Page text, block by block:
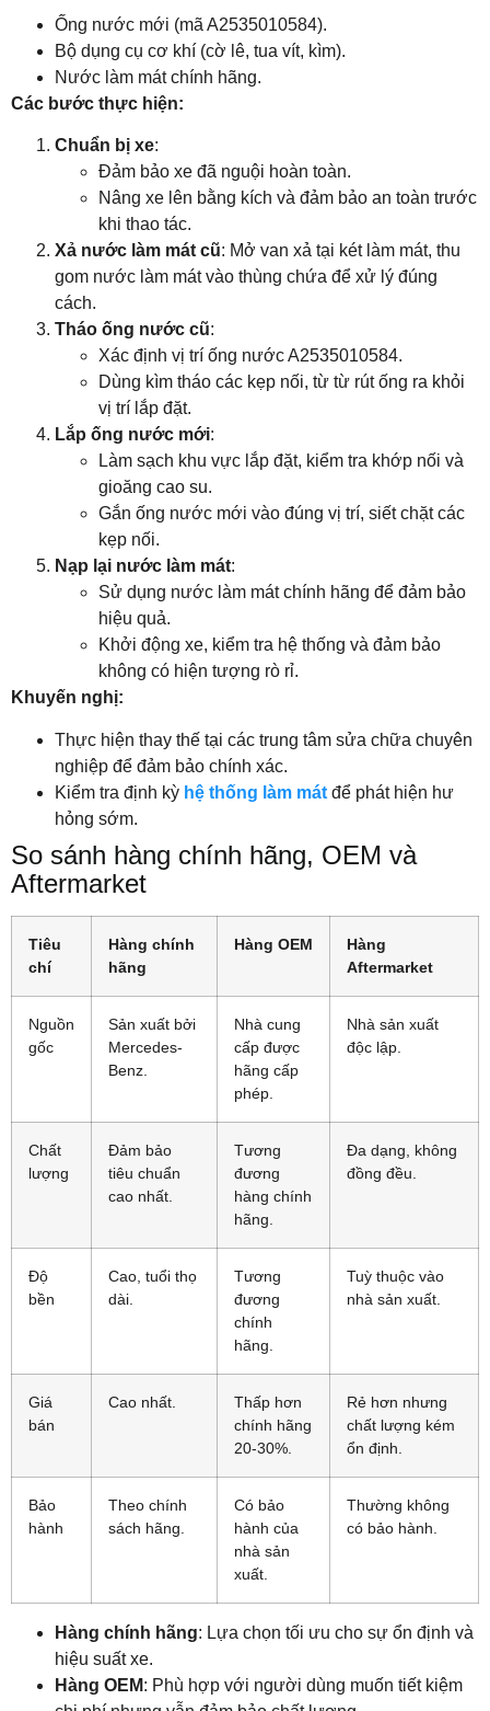
Ống nước mới (mã A2535010584).
Bộ dụng cụ cơ khí (cờ lê, tua vít, kìm).
Nước làm mát chính hãng.
Các bước thực hiện:
Chuẩn bị xe:
Đảm bảo xe đã nguội hoàn toàn.
Nâng xe lên bằng kích và đảm bảo an toàn trước
khi thao tác.
Xả nước làm mát cũ: Mở van xả tại két làm mát, thu
gom nước làm mát vào thùng chứa để xử lý đúng
cách.
Tháo ống nước cũ:
Xác định vị trí ống nước A2535010584.
Dùng kìm tháo các kẹp nối, từ từ rút ống ra khỏi
vị trí lắp đặt.
Lắp ống nước mới:
Làm sạch khu vực lắp đặt, kiểm tra khớp nối và
gioăng cao su.
Gắn ống nước mới vào đúng vị trí, siết chặt các
kẹp nối.
Nạp lại nước làm mát:
Sử dụng nước làm mát chính hãng để đảm bảo
hiệu quả.
Khởi động xe, kiểm tra hệ thống và đảm bảo
không có hiện tượng rò rỉ.
Khuyến nghị:
Thực hiện thay thế tại các trung tâm sửa chữa chuyên
nghiệp để đảm bảo chính xác.
Kiểm tra định kỳ hệ thống làm mát để phát hiện hư
hỏng sớm.
So sánh hàng chính hãng, OEM và
Aftermarket
Tiêu
chí
Hàng chính
hãng
Hàng OEM
Hàng
Aftermarket
Nguồn
gốc
Sản xuất bởi
Mercedes-
Benz.
Nhà cung
cấp được
hãng cấp
phép.
Nhà sản xuất
độc lập.
Chất
lượng
Đảm bảo
tiêu chuẩn
cao nhất.
Tương
đương
hàng chính
hãng.
Đa dạng, không
đồng đều.
Độ
bền
Cao, tuổi thọ
dài.
Tương
đương
chính
hãng.
Tuỳ thuộc vào
nhà sản xuất.
Giá
bán
Cao nhất.
Thấp hơn
chính hãng
20-30%.
Rẻ hơn nhưng
chất lượng kém
ổn định.
Bảo
hành
Theo chính
sách hãng.
Có bảo
hành của
nhà sản
xuất.
Thường không
có bảo hành.
Hàng chính hãng: Lựa chọn tối ưu cho sự ổn định và
hiệu suất xe.
Hàng OEM: Phù hợp với người dùng muốn tiết kiệm